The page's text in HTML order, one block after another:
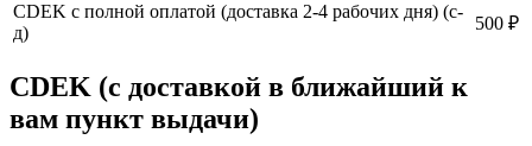
CDEK с полной оплатой (доставка 2-4 рабочих дня) (с-
д)
500 ₽
CDEK (с доставкой в ближайший к
вам пункт выдачи)